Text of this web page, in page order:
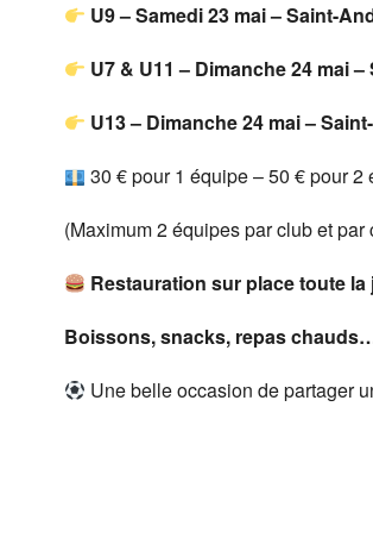
U9 – Samedi 23 mai – Saint-
U7 & U11 – Dimanche 24 mai
U13 – Dimanche 24 mai –
30 € pour 1 équipe – 50 € pour 2
(Maximum 2 équipes par club et par
Restauration sur place toute la
Boissons, snacks, repas
Une belle occasion de partager